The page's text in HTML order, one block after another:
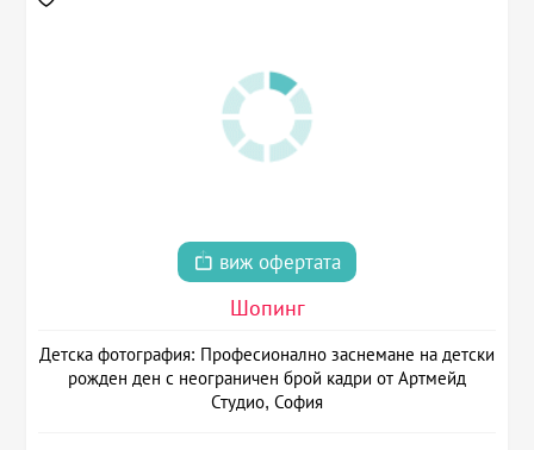
виж офертата
Шопинг
Детска фотография: Професионално заснемане на детски
рожден ден с неограничен брой кадри от Артмейд
Студио, София